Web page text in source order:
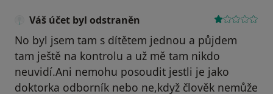
Váš účet byl odstraněn
No byl jsem tam s dítětem jednou a půjdem
tam ještě na kontrolu a už mě tam nikdo
neuvidí.Ani nemohu posoudit jestli je jako
doktorka odborník nebo ne,když člověk nemůže